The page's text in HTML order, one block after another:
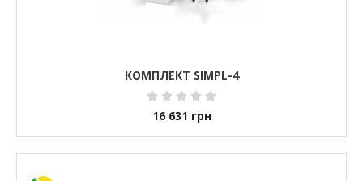
КОМПЛЕКТ SIMPL-4
16 631 грн